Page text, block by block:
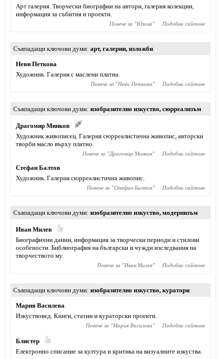
Арт галерия. Творчески биографии на автори, галерия колекции,
информация за събития и проекти.
Повече за "Юзина" Подобни сайтове
Съвпадащи ключови думи арт, галерии, изложби
Неви Петкова
Художник. Галерия с маслени платна.
Повече за "Неви Петкова" Подобни сайтове
Съвпадащи ключови думи изобразително изкуство, сюрреализъм
Драгомир Минков
Художник живописец. Галерия сюрреалистична живопис, авторски
творби масло върху платно.
Повече за "Драгомир Минков" Подобни сайтове
Стефан Балтов
Художник. Галерия сюрреалистична живопис.
Повече за "Стефан Балтов" Подобни сайтове
Съвпадащи ключови думи изобразително изкуство, модернизъм
Иван Милев
Биографични данни, информация за творчески периоди и стилови
особености. Библиография на български и чужди изследвания на
творчеството му.
Повече за "Иван Милев" Подобни сайтове
Съвпадащи ключови думи изобразително изкуство, куратори
Мария Василева
Изкуствовед. Книги, статии и кураторски проекти.
Повече за "Мария Василева" Подобни сайтове
Блистер
Електронно списание за култура и критика на визуалните изкуства.